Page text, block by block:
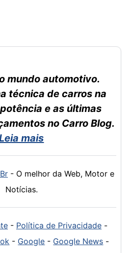
mundo automotivo.
técnica de carros na
e as últimas
no Carro Blog.
mais
- O melhor da Web, Motor e
Notícias.
- Política de Privacidade-
- Google - Google News -